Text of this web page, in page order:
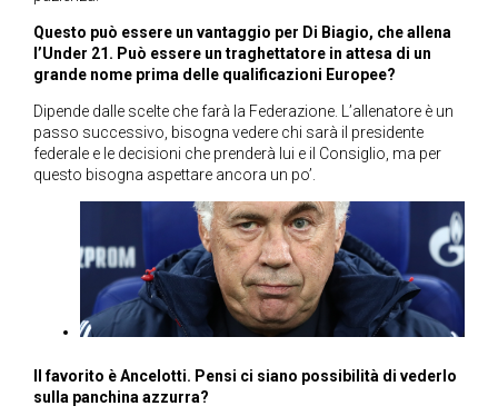
Questo può essere un vantaggio per Di Biagio, che allena
l’Under 21. Può essere un traghettatore in attesa di un
grande nome prima delle qualificazioni Europee?
Dipende dalle scelte che farà la Federazione. L’allenatore è un
passo successivo, bisogna vedere chi sarà il presidente
federale e le decisioni che prenderà lui e il Consiglio, ma per
questo bisogna aspettare ancora un po’.
Il favorito è Ancelotti. Pensi ci siano possibilità di vederlo
sulla panchina azzurra?